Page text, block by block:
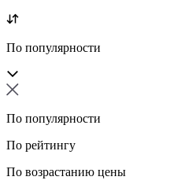
По популярности
По популярности
По рейтингу
По возрастанию цены